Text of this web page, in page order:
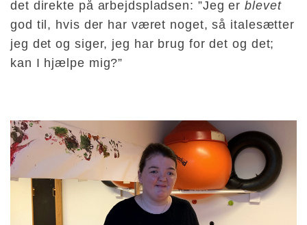
det direkte på arbejdspladsen: ”Jeg erblevet
god til, hvis der har været noget, så italesætter
jeg det og siger, jeg har brug for det og det;
kan I hjælpe mig?”